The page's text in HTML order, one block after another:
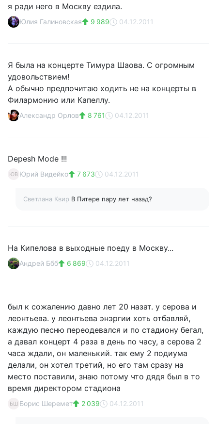
я ради него в Москву ездила.
Юлия Галиновская 9 989 04.12.2011
Я была на концерте Тимура Шаова. С огромным
удовольствием!
А обычно предпочитаю ходить не на концерты в
Филармонию или Капеллу.
Александр Орлов 8 761 04.12.2011
Depesh Mode !!!
ЮВ Юрий Видейко 7 673 04.12.2011
Светлана Квир В Питере пару лет назад?
На Кипелова в выходные поеду в Москву...
Андрей Ббб 6 869 04.12.2011
был к сожалению давно лет 20 назат. у серова и
леонтьева. у леонтьева энэргии хоть отбавляй,
каждую песню переодевался и по стадиону бегал,
а давал концерт 4 раза в день по часу, а серова 2
часа ждали, он маленький. так ему 2 подиума
делали, он хотел третий, но его там сразу на
место поставили, знаю потому что дядя был в то
время директором стадиона
БШ Борис Шеремет 2 039 04.12.2011